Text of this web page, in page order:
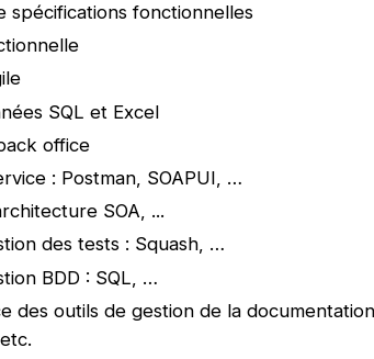
spécifications fonctionnelles
SQL et Excel
office
: Postman, SOAPUI, …
SOA, ...
des tests : Squash, …
BDD : SQL, …
des outils de gestion de la